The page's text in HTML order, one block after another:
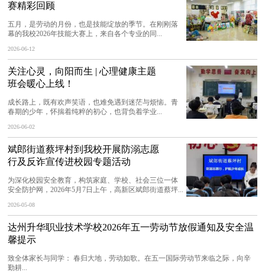
赛精彩回顾
五月，是劳动的月份，也是技能绽放的季节。在刚刚落
幕的我校2026年技能大赛上，来自各个专业的同...
2026-06-12
关注心灵，向阳而生 | 心理健康主题
班会暖心上线！
成长路上，既有欢声笑语，也难免遇到迷茫与烦恼。青
春期的少年，怀揣着纯粹的初心，也背负着学业...
2026-06-02
斌郎街道蔡坪村到我校开展防溺志愿
行及反诈宣传进校园专题活动
为深化校园安全教育，构筑家庭、学校、社会三位一体
安全防护网，2026年5月7日上午，高新区斌郎街道蔡坪...
2026-05-08
达州升华职业技术学校2026年五一劳动节放假通知及安全温
馨提示
致全体家长与同学： 春归大地，劳动如歌。在五一国际劳动节来临之际，向辛
勤耕...